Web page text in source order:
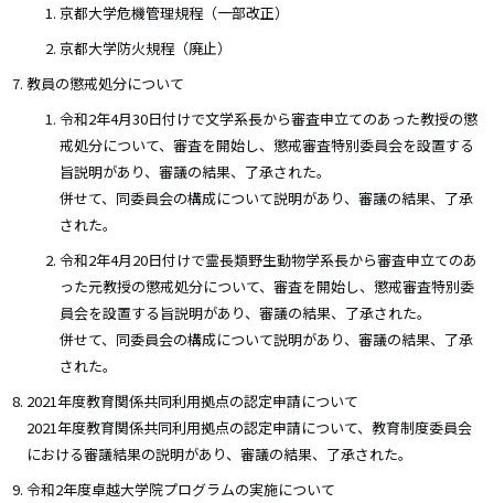
京都大学危機管理規程（一部改正）
京都大学防火規程（廃止）
教員の懲戒処分について
令和2年4月30日付けで文学系長から審査申立てのあった教授の懲
戒処分について、審査を開始し、懲戒審査特別委員会を設置する
旨説明があり、審議の結果、了承された。
併せて、同委員会の構成について説明があり、審議の結果、了承
された。
令和2年4月20日付けで霊長類野生動物学系長から審査申立てのあ
った元教授の懲戒処分について、審査を開始し、懲戒審査特別委
員会を設置する旨説明があり、審議の結果、了承された。
併せて、同委員会の構成について説明があり、審議の結果、了承
された。
2021年度教育関係共同利用拠点の認定申請について
2021年度教育関係共同利用拠点の認定申請について、教育制度委員会
における審議結果の説明があり、審議の結果、了承された。
令和2年度卓越大学院プログラムの実施について